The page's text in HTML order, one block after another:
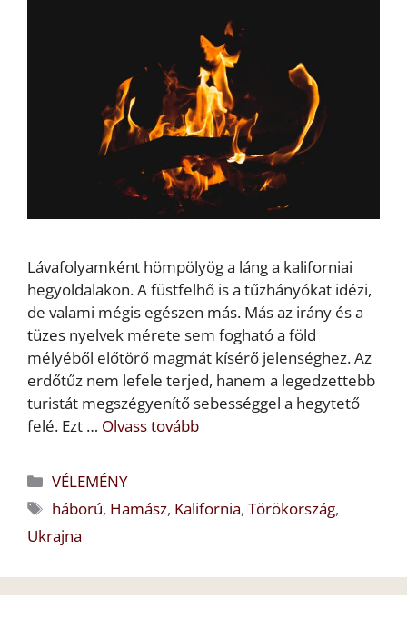
Lávafolyamként hömpölyög a láng a kaliforniai
hegyoldalakon. A füstfelhő is a tűzhányókat idézi,
de valami mégis egészen más. Más az irány és a
tüzes nyelvek mérete sem fogható a föld
mélyéből előtörő magmát kísérő jelenséghez. Az
erdőtűz nem lefele terjed, hanem a legedzettebb
turistát megszégyenítő sebességgel a hegytető
felé. Ezt … Olvass tovább
Kategória
VÉLEMÉNY
Címkék
háború, Hamász, Kalifornia,Törökország,
Ukrajna